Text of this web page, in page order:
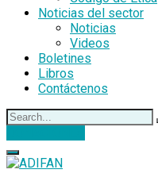
Noticias del sector
Noticias
Videos
Boletines
Libros
Contáctenos